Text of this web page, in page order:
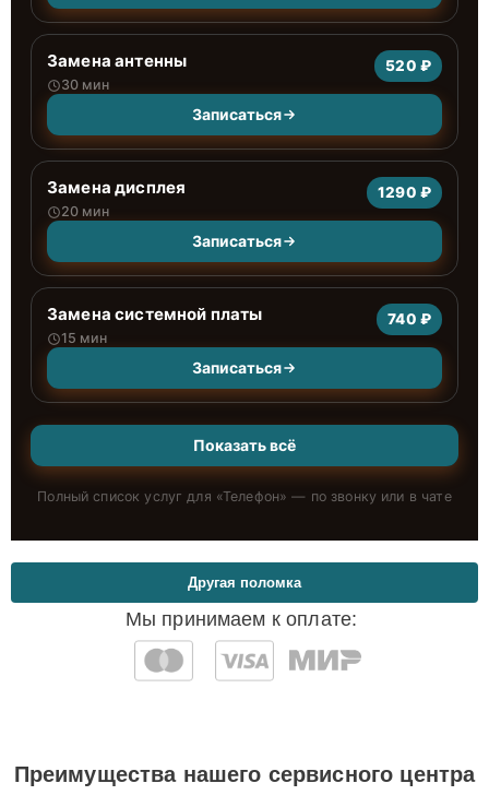
Замена антенны
30 мин
520 ₽
Записаться
Замена дисплея
20 мин
1290 ₽
Записаться
Замена системной платы
15 мин
740 ₽
Записаться
Показать всё
Полный список услуг для «Телефон» — по звонку или в чате
Мы принимаем к оплате:
Другая поломка
Преимущества нашего сервисного центра